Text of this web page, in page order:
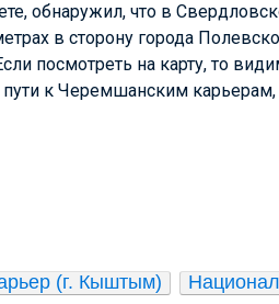
обнаружил, что в
в сторону города
посмотреть на карту, то
пути к Черемшанским карьерам,
(г. Кыштым)